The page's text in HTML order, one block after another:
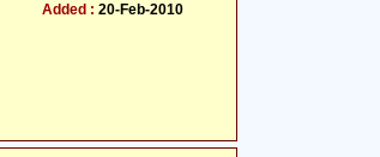
Added : 20-Feb-2010